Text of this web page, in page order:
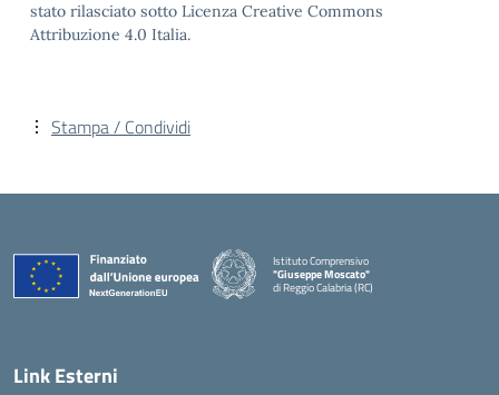
stato rilasciato sotto Licenza Creative Commons
Attribuzione 4.0 Italia.
Stampa / Condividi
Istituto Comprensivo
"Giuseppe Moscato"
di Reggio Calabria (RC)
— Visita la pagina iniziale della scuola
Link Esterni